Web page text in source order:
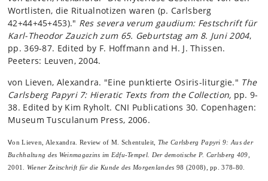
Wortlisten, die Ritualnotizen waren (p. Carlsberg
42+44+45+453)." Res severa verum gaudium: Festschrift für
Karl-Theodor Zauzich zum 65. Geburtstag am 8. Juni 2004,
pp. 369-87. Edited by F. Hoffmann and H. J. Thissen.
Peeters: Leuven, 2004.
von Lieven, Alexandra. "Eine punktierte Osiris-liturgie." The
Carlsberg Papyri 7: Hieratic Texts from the Collection, pp. 9-
38. Edited by Kim Ryholt. CNI Publications 30. Copenhagen:
Museum Tusculanum Press, 2006.
von Lieven, Alexandra. Review of M. Schentuleit, The Carlsberg Papyri 9: Aus der
Buchhaltung des Weinmagazins im Edfu-Tempel. Der demotische P. Carlsberg 409
2001. Wiener Zeitschrift für die Kunde des Morgenlandes 98 (2008), pp. 378-80.